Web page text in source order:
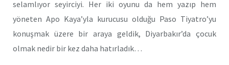
selamlıyor seyirciyi. Her iki oyunu da hem yazıp hem
yöneten Apo Kaya’yla kurucusu olduğu Paso Tiyatro’yu
konuşmak üzere bir araya geldik, Diyarbakır’da çocuk
olmak nedir bir kez daha hatırladık…